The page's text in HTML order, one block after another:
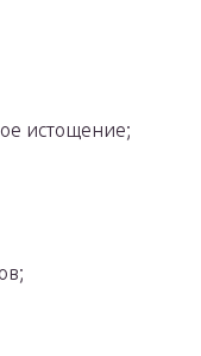
истощение;